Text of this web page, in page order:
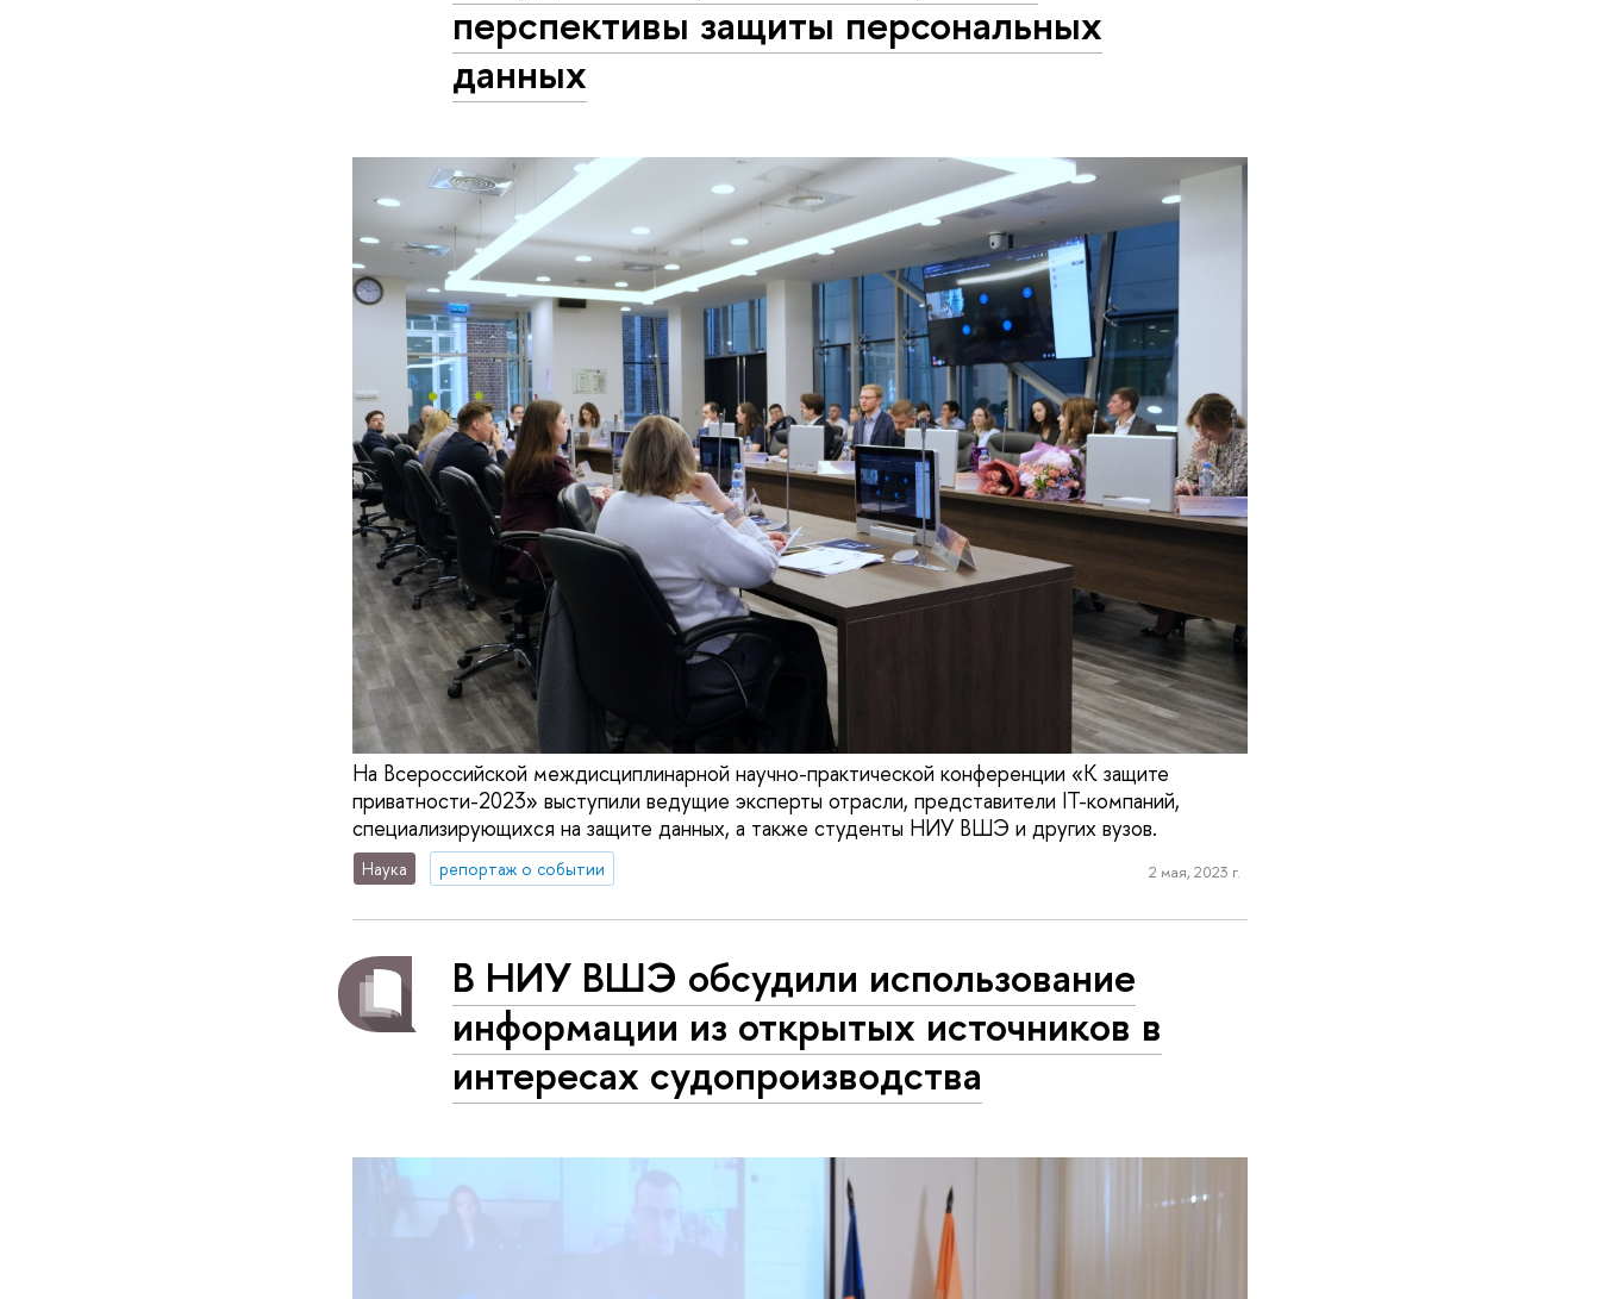
перспективы защиты персональных
данных
На Всероссийской междисциплинарной научно-практической конференции «К защите
приватности-2023» выступили ведущие эксперты отрасли, представители IT-компаний,
специализирующихся на защите данных, а также студенты НИУ ВШЭ и других вузов.
Наука репортаж о событии 2 мая, 2023 г.
В НИУ ВШЭ обсудили использование
информации из открытых источников в
интересах судопроизводства